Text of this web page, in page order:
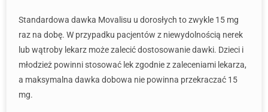
Standardowa dawka Movalisu u dorosłych to zwykle 15 mg
raz na dobę. W przypadku pacjentów z niewydolnością nerek
lub wątroby lekarz może zalecić dostosowanie dawki. Dzieci i
młodzież powinni stosować lek zgodnie z zaleceniami lekarza,
a maksymalna dawka dobowa nie powinna przekraczać 15
mg.